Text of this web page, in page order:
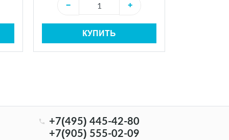
−
+
КУПИТЬ
+7(495) 445-42-80
+7(905) 555-02-09